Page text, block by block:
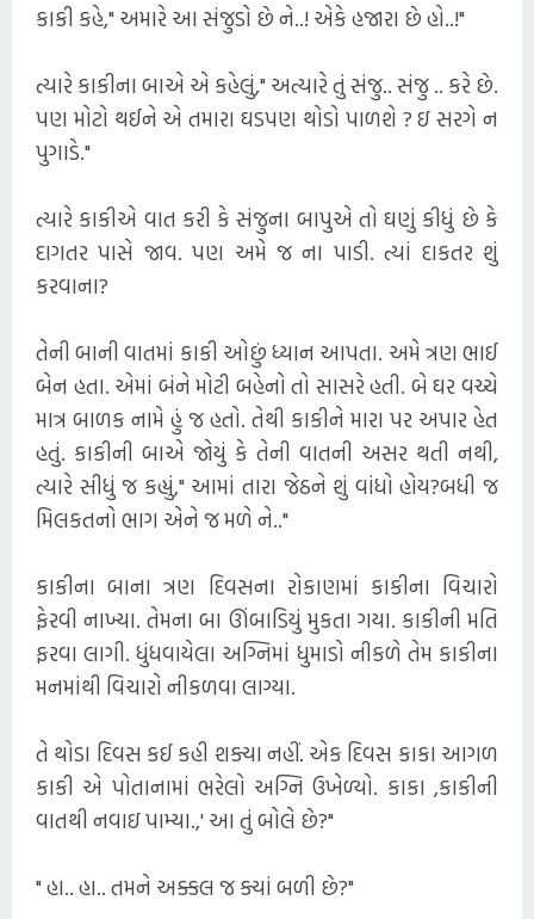
કાકી કહે," અમારે આ સંજુડો છે ને..! એકે હજારા છે હો..!"
ત્યારે કાકીના બાએ એ કહેલું," અત્યારે તું સંજુ.. સંજુ .. કરે છે.
પણ મોટો થઈને એ તમારા ઘડપણ થોડો પાળશે ? ઇ સરગે ન
પુગાડે."
ત્યારે કાકીએ વાત કરી કે સંજુના બાપુએ તો ઘણું કીધું છે કે
દાગતર પાસે જાવ. પણ અમે જ ના પાડી. ત્યાં દાકતર શું
કરવાના?
તેની બાની વાતમાં કાકી ઓછું ધ્યાન આપતા. અમે ત્રણ ભાઈ
બેન હતા. એમાં બંને મોટી બહેનો તો સાસરે હતી. બે ઘર વચ્ચે
માત્ર બાળક નામે હું જ હતો. તેથી કાકીને મારા પર અપાર હેત
હતું. કાકીની બાએ જોયું કે તેની વાતની અસર થતી નથી,
ત્યારે સીધું જ કહ્યું," આમાં તારા જેઠને શું વાંધો હોય?બધી જ
મિલકતનો ભાગ એને જ મળે ને.."
કાકીના બાના ત્રણ દિવસના રોકાણમાં કાકીના વિચારો
ફેરવી નાખ્યા. તેમના બા ઊંબાડિયું મુકતા ગયા. કાકીની મતિ
ફરવા લાગી. ધુંધવાયેલા અગ્નિમાં ધુમાડો નીકળે તેમ કાકીના
મનમાંથી વિચારો નીકળવા લાગ્યા.
તે થોડા દિવસ કઈ કહી શક્યા નહીં. એક દિવસ કાકા આગળ
કાકી એ પોતાનામાં ભરેલો અગ્નિ ઉખેળ્યો. કાકા ,કાકીની
વાતથી નવાઇ પામ્યા.,' આ તું બોલે છે?"
" હા.. હા.. તમને અક્કલ જ ક્યાં બળી છે?"